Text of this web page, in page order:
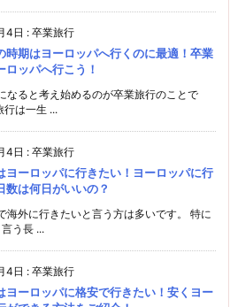
4日 : 卒業旅行
時期はヨーロッパへ行くのに最適！卒業
ロッパへ行こう！
なると考え始めるのが卒業旅行のことで
行は一生 ...
4日 : 卒業旅行
ヨーロッパに行きたい！ヨーロッパに行
数は何日がいいの？
海外に行きたいと言う方は多いです。 特に
う長 ...
4日 : 卒業旅行
ヨーロッパに格安で行きたい！安くヨー